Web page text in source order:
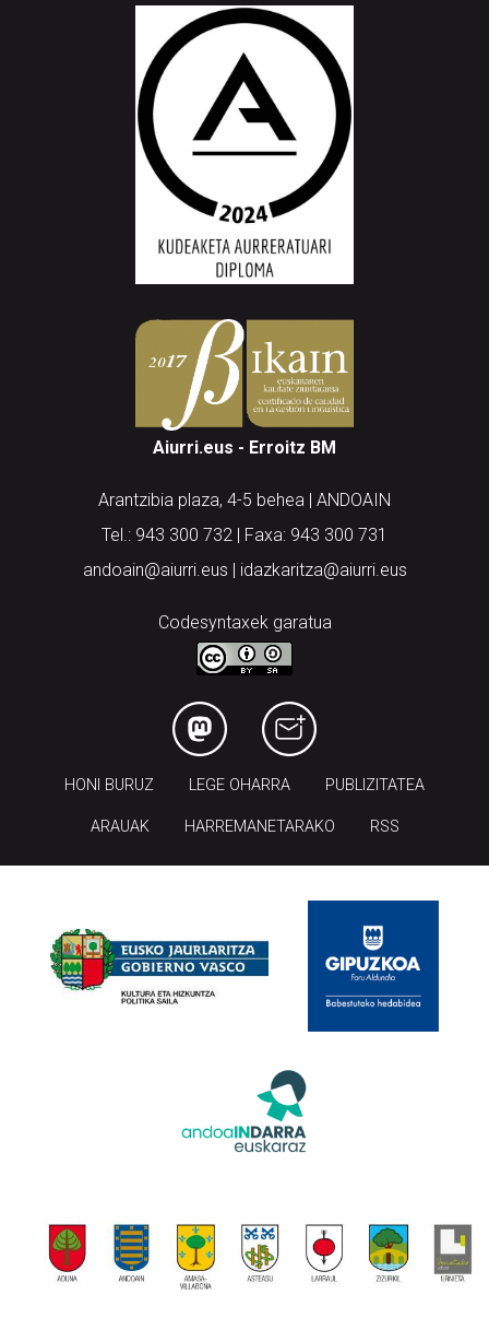
Aiurri.eus - Erroitz BM
Arantzibia plaza, 4-5 behea | ANDOAIN
Tel.: 943 300 732 | Faxa: 943 300 731
andoain@aiurri.eus | idazkaritza@aiurri.eus
Codesyntaxek garatua
HONI BURUZ LEGE OHARRA PUBLIZITATEA
ARAUAK HARREMANETARAKO RSS